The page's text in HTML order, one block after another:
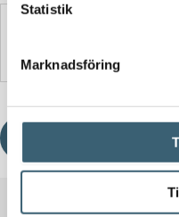
Statistik
Marknadsföring
Ladda ner